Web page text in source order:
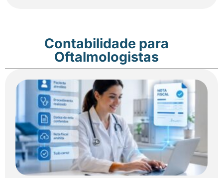
Contabilidade para
Oftalmologistas